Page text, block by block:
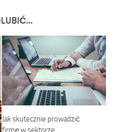
Jak skutecznie prowadzić
firmę w sektorze